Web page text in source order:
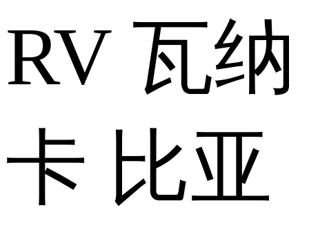
RV 瓦纳
卡 比亚